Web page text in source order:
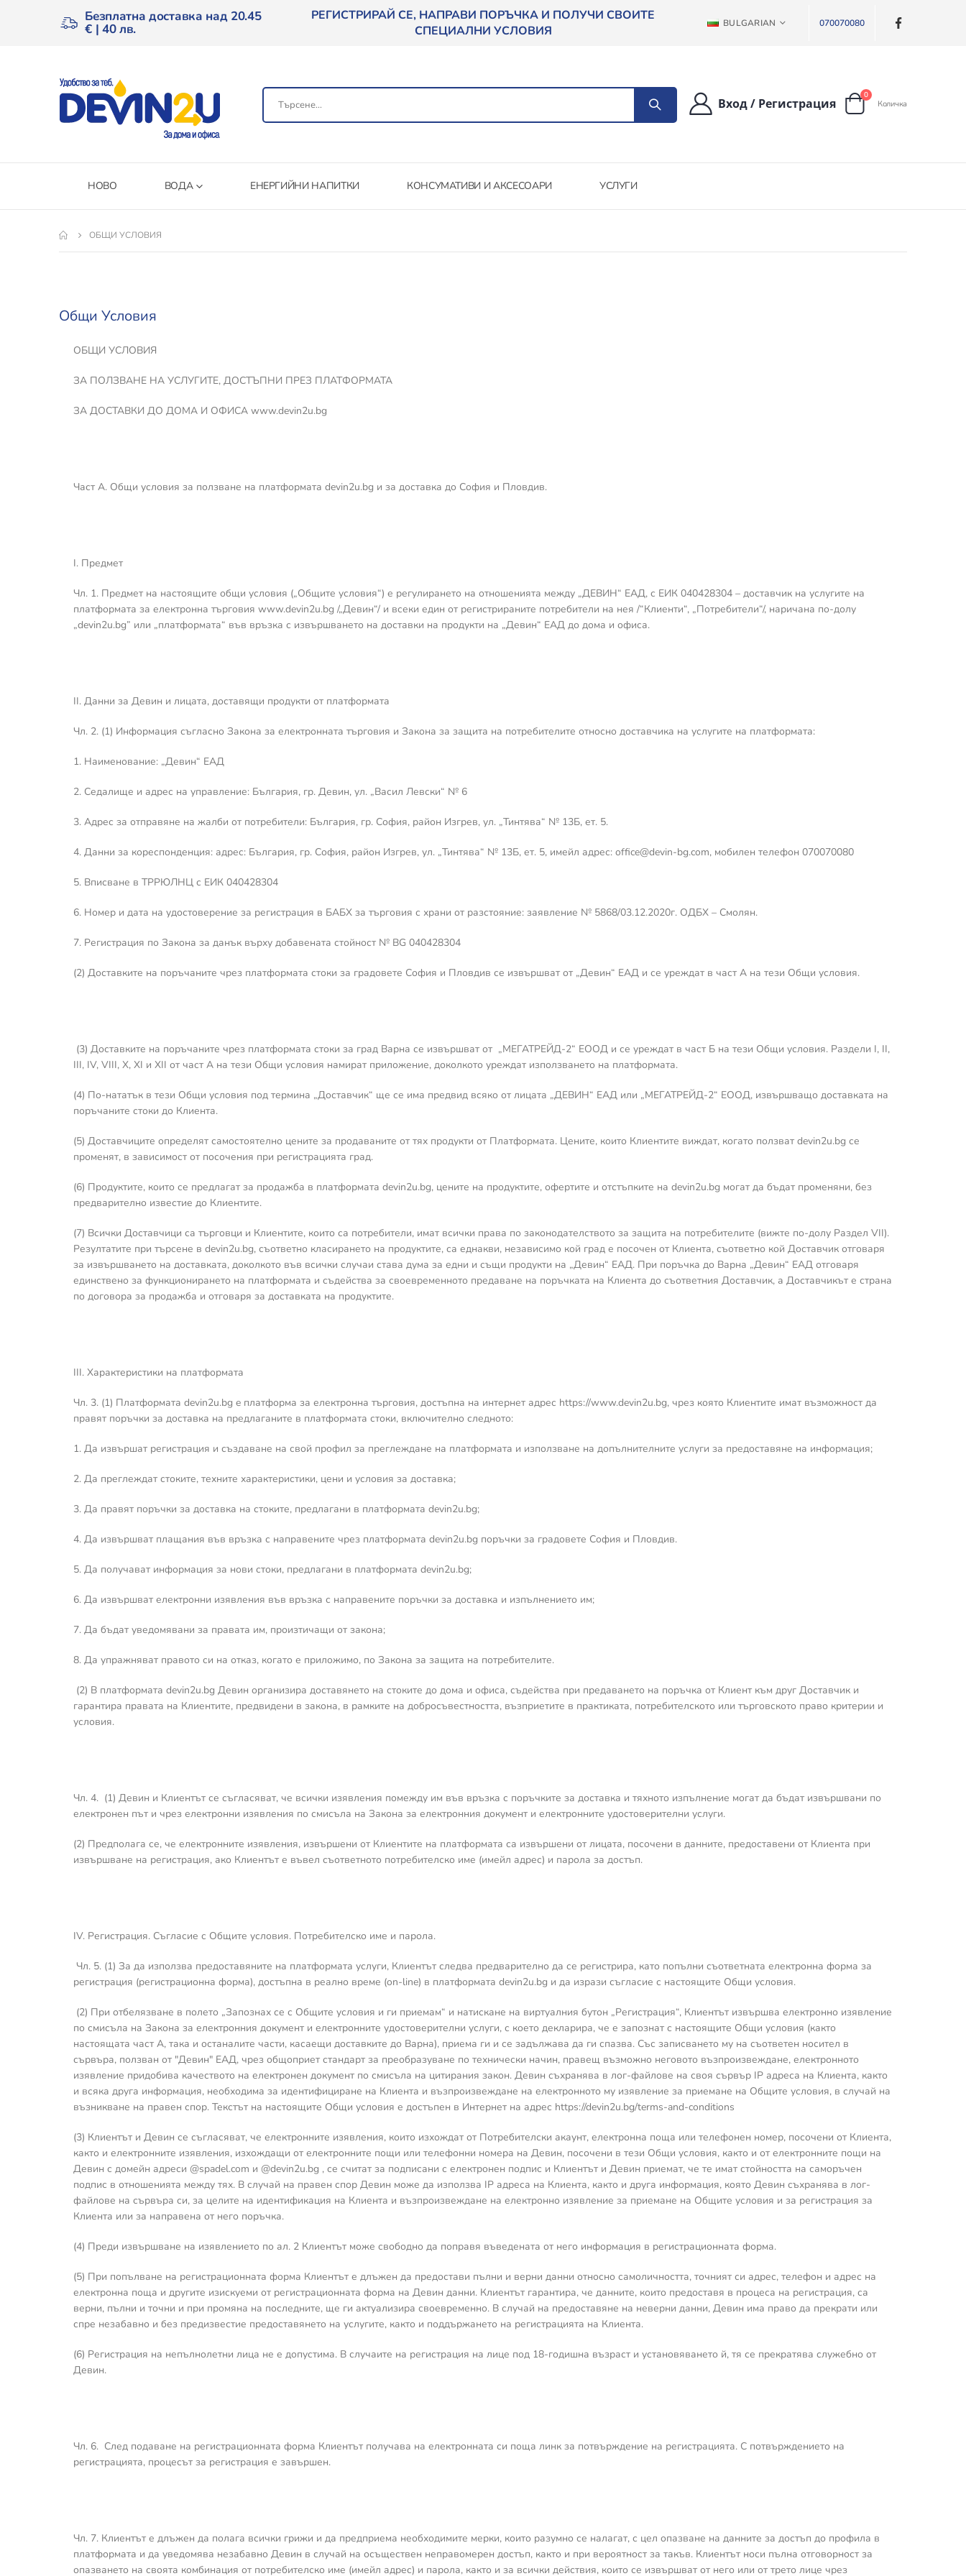
Безплатна доставка над 20.45
€ | 40 лв.
РЕГИСТРИРАЙ СЕ, НАПРАВИ ПОРЪЧКА И ПОЛУЧИ СВОИТЕ
СПЕЦИАЛНИ УСЛОВИЯ
ЕЗИКBULGARIAN 070070080
Вход/ Регистрация Cart
0артикули
Количка
НОВО ВОДА ЕНЕРГИЙНИ НАПИТКИ КОНСУМАТИВИ И АКСЕСОАРИ УСЛУГИ
ОБЩИ УСЛОВИЯ
Общи Условия
ОБЩИ УСЛОВИЯ
ЗА ПОЛЗВАНЕ НА УСЛУГИТЕ, ДОСТЪПНИ ПРЕЗ ПЛАТФОРМАТА
ЗА ДОСТАВКИ ДО ДОМА И ОФИСА www.devin2u.bg
Част А. Общи условия за ползване на платформата devin2u.bg и за доставка до София и Пловдив.
I. Предмет
Чл. 1. Предмет на настоящите общи условия („Общите условия“) е регулирането на отношенията между „ДЕВИН“ ЕАД, с ЕИК 040428304 – доставчик на услугите на
платформата за електронна търговия www.devin2u.bg /„Девин“/ и всеки един от регистрираните потребители на нея /“Клиенти“, „Потребители“/, наричана по-долу
„devin2u.bg” или „платформата“ във връзка с извършването на доставки на продукти на „Девин“ ЕАД до дома и офиса.
ІІ. Данни за Девин и лицата, доставящи продукти от платформата
Чл. 2. (1) Информация съгласно Закона за електронната търговия и Закона за защита на потребителите относно доставчика на услугите на платформата:
1. Наименование: „Девин“ ЕАД
2. Седалище и адрес на управление: България, гр. Девин, ул. „Васил Левски“ № 6
3. Адрес за отправяне на жалби от потребители: България, гр. София, район Изгрев, ул. „Тинтява“ № 13Б, ет. 5.
4. Данни за кореспонденция: адрес: България, гр. София, район Изгрев, ул. „Тинтява“ № 13Б, ет. 5, имейл адрес: office@devin-bg.com, мобилен телефон 070070080
5. Вписване в ТРРЮЛНЦ с ЕИК 040428304
6. Номер и дата на удостоверение за регистрация в БАБХ за търговия с храни от разстояние: заявление № 5868/03.12.2020г. ОДБХ – Смолян.
7. Регистрация по Закона за данък върху добавената стойност № BG 040428304
(2) Доставките на поръчаните чрез платформата стоки за градовете София и Пловдив се извършват от „Девин“ ЕАД и се уреждат в част А на тези Общи условия.
(3) Доставките на поръчаните чрез платформата стоки за град Варна се извършват от „МЕГАТРЕЙД-2“ ЕООД и се уреждат в част Б на тези Общи условия. Раздели I, II,
III, IV, VIII, X, XI и XII от част А на тези Общи условия намират приложение, доколкото уреждат използването на платформата.
(4) По-нататък в тези Общи условия под термина „Доставчик“ ще се има предвид всяко от лицата „ДЕВИН“ ЕАД или „МЕГАТРЕЙД-2“ ЕООД, извършващо доставката на
поръчаните стоки до Клиента.
(5) Доставчиците определят самостоятелно цените за продаваните от тях продукти от Платформата. Цените, които Клиентите виждат, когато ползват devin2u.bg се
променят, в зависимост от посочения при регистрацията град.
(6) Продуктите, които се предлагат за продажба в платформата devin2u.bg, цените на продуктите, офертите и отстъпките на devin2u.bg могат да бъдат променяни, без
предварително известие до Клиентите.
(7) Всички Доставчици са търговци и Клиентите, които са потребители, имат всички права по законодателството за защита на потребителите (вижте по-долу Раздел VII).
Резултатите при търсене в devin2u.bg, съответно класирането на продуктите, са еднакви, независимо кой град е посочен от Клиента, съответно кой Доставчик отговаря
за извършването на доставката, доколкото във всички случаи става дума за едни и същи продукти на „Девин“ ЕАД. При поръчка до Варна „Девин“ ЕАД отговаря
единствено за функционирането на платформата и съдейства за своевременното предаване на поръчката на Клиента до съответния Доставчик, а Доставчикът е страна
по договора за продажба и отговаря за доставката на продуктите.
III. Характеристики на платформата
Чл. 3. (1) Платформата devin2u.bg e платформа за електронна търговия, достъпна на интернет адрес https://www.devin2u.bg, чрез която Клиентите имат възможност да
правят поръчки за доставка на предлаганите в платформата стоки, включително следното:
1. Да извършат регистрация и създаване на свой профил за преглеждане на платформата и използване на допълнителните услуги за предоставяне на информация;
2. Да преглеждат стоките, техните характеристики, цени и условия за доставка;
3. Да правят поръчки за доставка на стоките, предлагани в платформата devin2u.bg;
4. Да извършват плащания във връзка с направените чрез платформата devin2u.bg поръчки за градовете София и Пловдив.
5. Да получават информация за нови стоки, предлагани в платформата devin2u.bg;
6. Да извършват електронни изявления във връзка с направените поръчки за доставка и изпълнението им;
7. Да бъдат уведомявани за правата им, произтичащи от закона;
8. Да упражняват правото си на отказ, когато е приложимо, по Закона за защита на потребителите.
(2) В платформата devin2u.bg Девин организира доставянето на стоките до дома и офиса, съдейства при предаването на поръчка от Клиент към друг Доставчик и
гарантира правата на Клиентите, предвидени в закона, в рамките на добросъвестността, възприетите в практиката, потребителското или търговското право критерии и
условия.
Чл. 4. (1) Девин и Клиентът се съгласяват, че всички изявления помежду им във връзка с поръчките за доставка и тяхното изпълнение могат да бъдат извършвани по
електронен път и чрез електронни изявления по смисъла на Закона за електронния документ и електронните удостоверителни услуги.
(2) Предполага се, че електронните изявления, извършени от Клиентите на платформата са извършени от лицата, посочени в данните, предоставени от Клиента при
извършване на регистрация, ако Клиентът е въвел съответното потребителско име (имейл адрес) и парола за достъп.
IV. Регистрация. Съгласие с Общите условия. Потребителско име и парола.
Чл. 5. (1) За да използва предоставяните на платформата услуги, Клиентът следва предварително да се регистрира, като попълни съответната електронна форма за
регистрация (регистрационна форма), достъпна в реално време (on-line) в платформата devin2u.bg и да изрази съгласие с настоящите Общи условия.
(2) При отбелязване в полето „Запознах се с Общите условия и ги приемам“ и натискане на виртуалния бутон „Регистрация“, Клиентът извършва електронно изявление
по смисъла на Закона за електронния документ и електронните удостоверителни услуги, с което декларира, че е запознат с настоящите Общи условия (както
настоящата част А, така и останалите части, касаещи доставките до Варна), приема ги и се задължава да ги спазва. Със записването му на съответен носител в
сървъра, ползван от "Девин" ЕАД, чрез общоприет стандарт за преобразуване по технически начин, правещ възможно неговото възпроизвеждане, електронното
изявление придобива качеството на електронен документ по смисъла на цитирания закон. Девин съхранява в лог-файлове на своя сървър IP адреса на Клиента, както
и всяка друга информация, необходима за идентифициране на Клиента и възпроизвеждане на електронното му изявление за приемане на Общите условия, в случай на
възникване на правен спор. Текстът на настоящите Общи условия е достъпен в Интернет на адрес https://devin2u.bg/terms-and-conditions
(3) Клиентът и Девин се съгласяват, че електронните изявления, които изхождат от Потребителски акаунт, електронна поща или телефонен номер, посочени от Клиента,
както и електронните изявления, изхождащи от електронните пощи или телефонни номера на Девин, посочени в тези Общи условия, както и от електронните пощи на
Девин с домейн адреси @spadel.com и @devin2u.bg , се считат за подписани с електронен подпис и Клиентът и Девин приемат, че те имат стойността на саморъчен
подпис в отношенията между тях. В случай на правен спор Девин може да използва IP адреса на Клиента, както и друга информация, която Девин съхранява в лог-
файлове на сървъра си, за целите на идентификация на Клиента и възпроизвеждане на електронно изявление за приемане на Общите условия и за регистрация за
Клиента или за направена от него поръчка.
(4) Преди извършване на изявлението по ал. 2 Клиентът може свободно да поправя въведената от него информация в регистрационната форма.
(5) При попълване на регистрационната форма Клиентът е длъжен да предостави пълни и верни данни относно самоличността, точният си адрес, телефон и адрес на
електронна поща и другите изискуеми от регистрационната форма на Девин данни. Клиентът гарантира, че данните, които предоставя в процеса на регистрация, са
верни, пълни и точни и при промяна на последните, ще ги актуализира своевременно. В случай на предоставяне на неверни данни, Девин има право да прекрати или
спре незабавно и без предизвестие предоставянето на услугите, както и поддържането на регистрацията на Клиента.
(6) Регистрация на непълнолетни лица не е допустима. В случаите на регистрация на лице под 18-годишна възраст и установяването й, тя се прекратява служебно от
Девин.
Чл. 6. След подаване на регистрационната форма Клиентът получава на електронната си поща линк за потвърждение на регистрацията. С потвърждението на
регистрацията, процесът за регистрация е завършен.
Чл. 7. Клиентът е длъжен да полага всички грижи и да предприема необходимите мерки, които разумно се налагат, с цел опазване на данните за достъп до профила в
платформата и да уведомява незабавно Девин в случай на осъществен неправомерен достъп, както и при вероятност за такъв. Клиентът носи пълна отговорност за
опазването на своята комбинация от потребителско име (имейл адрес) и парола, както и за всички действия, които се извършват от него или от трето лице чрез